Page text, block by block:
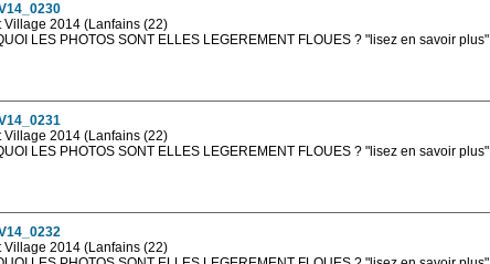
Village 2014 (Lanfains (22)
LES PHOTOS SONT ELLES LEGEREMENT FLOUES ? "lisez en savoir plus"
Village 2014 (Lanfains (22)
LES PHOTOS SONT ELLES LEGEREMENT FLOUES ? "lisez en savoir plus"
Village 2014 (Lanfains (22)